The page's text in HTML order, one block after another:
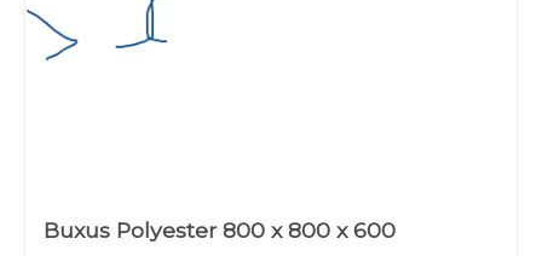
Buxus Polyester 800 x 800 x 600